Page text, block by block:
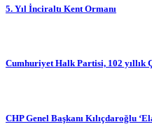
5. Yıl İnciraltı Kent Ormanı
Cumhuriyet Halk Partisi, 102 yıllık
CHP Genel Başkanı Kılıçdaroğlu